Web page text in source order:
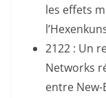
les effets
2122 : Un
Networks
entre